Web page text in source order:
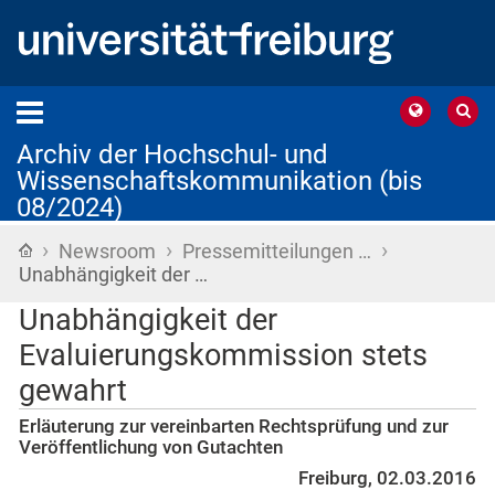
Archiv der Hochschul- und
Wissenschaftskommunikation (bis
08/2024)
Startseite
› Newsroom › Pressemitteilungen … ›
Unabhängigkeit der …
Unabhängigkeit der
Evaluierungskommission stets
gewahrt
Erläuterung zur vereinbarten Rechtsprüfung und zur
Veröffentlichung von Gutachten
Freiburg, 02.03.2016